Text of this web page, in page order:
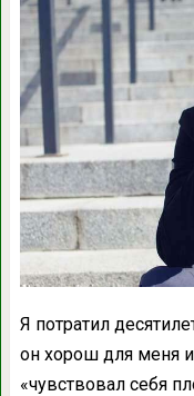
Я потратил
он хорош для меня
«чувствовал себя